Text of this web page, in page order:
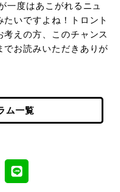
一度はあこがれるニュ
いですよね！トロント
えの方、このチャンス
でお読みいただきありが
ム一覧